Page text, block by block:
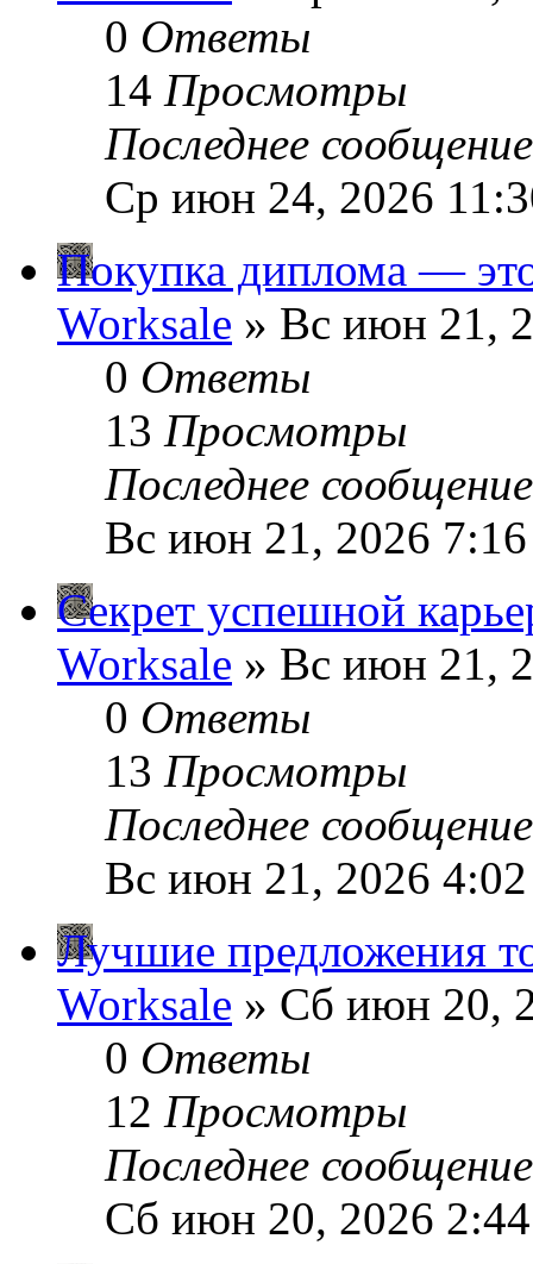
0 Ответы
14 Просмотры
Последнее
Ср июн 24, 2026
Покупка диплома —
Worksale » Вс июн 21,
0 Ответы
13 Просмотры
Последнее
Вс июн 21, 2026
Секрет успешной
Worksale » Вс июн 21,
0 Ответы
13 Просмотры
Последнее
Вс июн 21, 2026
Лучшие предложения
Worksale » Сб июн 20,
0 Ответы
12 Просмотры
Последнее
Сб июн 20, 2026